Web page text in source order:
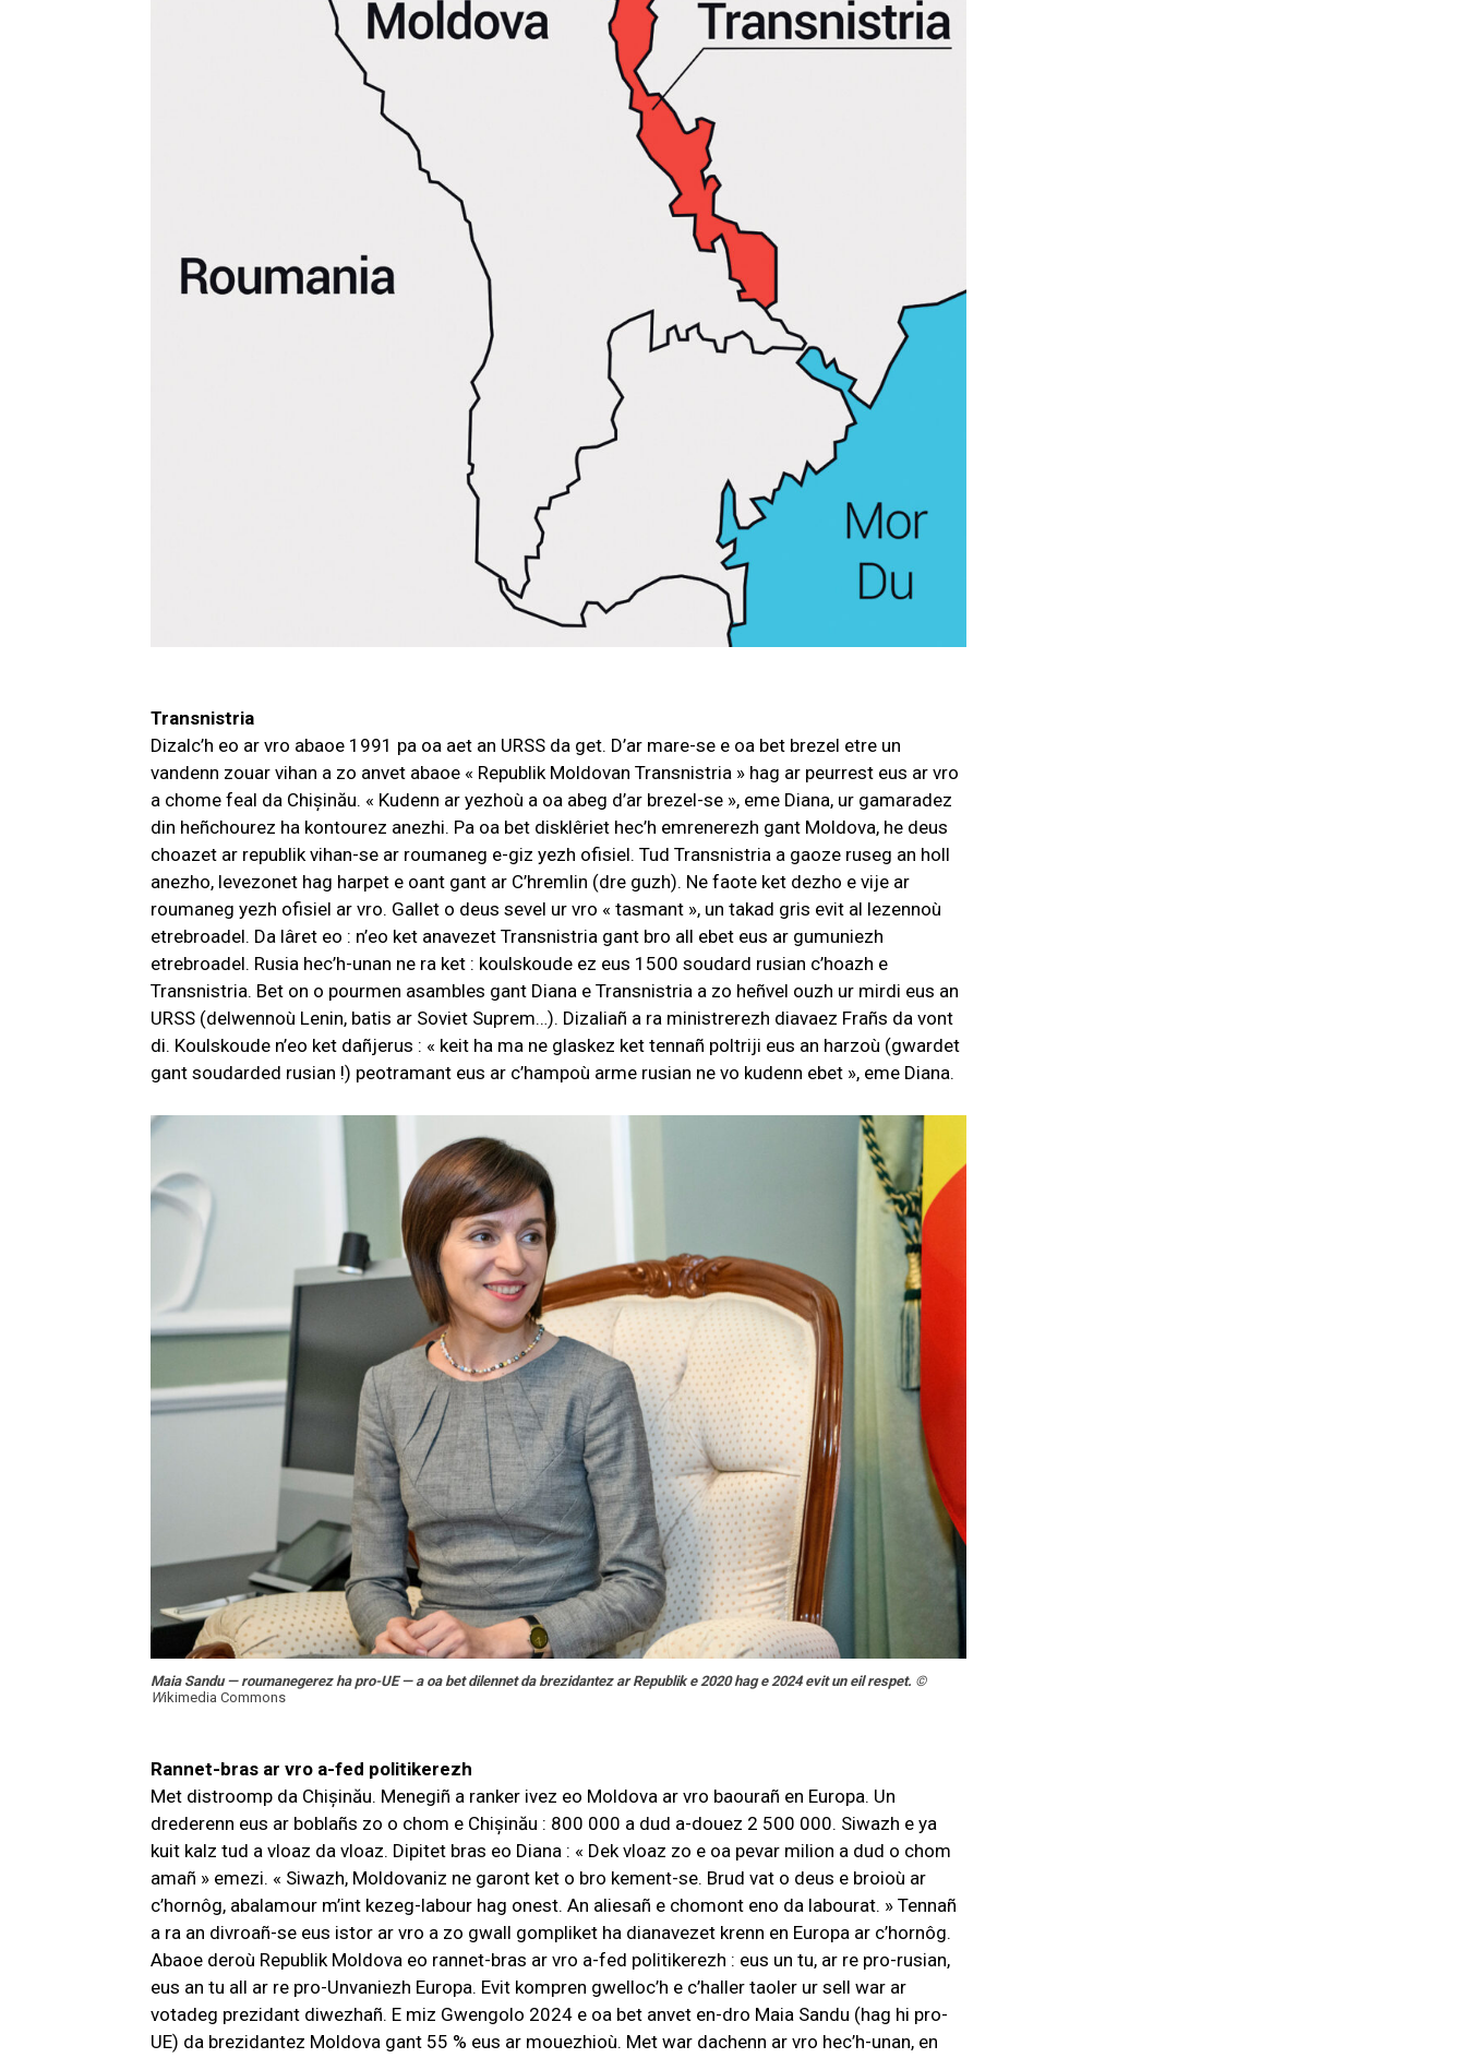
Transnistria
Dizalc’h eo ar vro abaoe 1991 pa oa aet an URSS da get. D’ar mare-se e oa bet brezel etre un
vandenn zouar vihan a zo anvet abaoe « Republik Moldovan Transnistria » hag ar peurrest eus ar vro
a chome feal da Chișinău. « Kudenn ar yezhoù a oa abeg d’ar brezel-se », eme Diana, ur gamaradez
din heñchourez ha kontourez anezhi. Pa oa bet disklêriet hec’h emrenerezh gant Moldova, he deus
choazet ar republik vihan-se ar roumaneg e-giz yezh ofisiel. Tud Transnistria a gaoze ruseg an holl
anezho, levezonet hag harpet e oant gant ar C’hremlin (dre guzh). Ne faote ket dezho e vije ar
roumaneg yezh ofisiel ar vro. Gallet o deus sevel ur vro « tasmant », un takad gris evit al lezennoù
etrebroadel. Da lâret eo : n’eo ket anavezet Transnistria gant bro all ebet eus ar gumuniezh
etrebroadel. Rusia hec’h-unan ne ra ket : koulskoude ez eus 1500 soudard rusian c’hoazh e
Transnistria. Bet on o pourmen asambles gant Diana e Transnistria a zo heñvel ouzh ur mirdi eus an
URSS (delwennoù Lenin, batis ar Soviet Suprem…). Dizaliañ a ra ministrerezh diavaez Frañs da vont
di. Koulskoude n’eo ket dañjerus : « keit ha ma ne glaskez ket tennañ poltriji eus an harzoù (gwardet
gant soudarded rusian !) peotramant eus ar c’hampoù arme rusian ne vo kudenn ebet », eme Diana.
Maia Sandu — roumanegerez ha pro-UE — a oa bet dilennet da brezidantez ar Republik e 2020 hag e 2024 evit un eil respet. ©
Wikimedia Commons
Rannet-bras ar vro a-fed politikerezh
Met distroomp da Chișinău. Menegiñ a ranker ivez eo Moldova ar vro baourañ en Europa. Un
drederenn eus ar boblañs zo o chom e Chișinău : 800 000 a dud a-douez 2 500 000. Siwazh e ya
kuit kalz tud a vloaz da vloaz. Dipitet bras eo Diana : « Dek vloaz zo e oa pevar milion a dud o chom
amañ » emezi. « Siwazh, Moldovaniz ne garont ket o bro kement-se. Brud vat o deus e broioù ar
c’hornôg, abalamour m’int kezeg-labour hag onest. An aliesañ e chomont eno da labourat. » Tennañ
a ra an divroañ-se eus istor ar vro a zo gwall gompliket ha dianavezet krenn en Europa ar c’hornôg.
Abaoe deroù Republik Moldova eo rannet-bras ar vro a-fed politikerezh : eus un tu, ar re pro-rusian,
eus an tu all ar re pro-Unvaniezh Europa. Evit kompren gwelloc’h e c’haller taoler ur sell war ar
votadeg prezidant diwezhañ. E miz Gwengolo 2024 e oa bet anvet en-dro Maia Sandu (hag hi pro-
UE) da brezidantez Moldova gant 55 % eus ar mouezhioù. Met war dachenn ar vro hec’h-unan, en